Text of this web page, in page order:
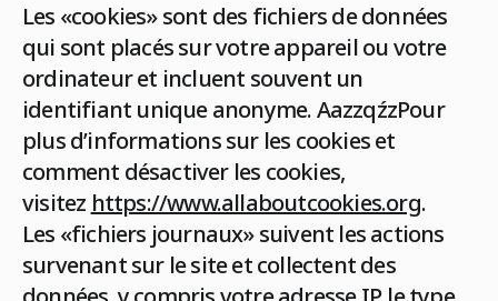
Les «cookies» sont des fichiers de données
qui sont placés sur votre appareil ou votre
ordinateur et incluent souvent un
identifiant unique anonyme. AazzqźzPour
plus d’informations sur les cookies et
comment désactiver les cookies,
visitez https://www.allaboutcookies.org.
Les «fichiers journaux» suivent les actions
survenant sur le site et collectent des